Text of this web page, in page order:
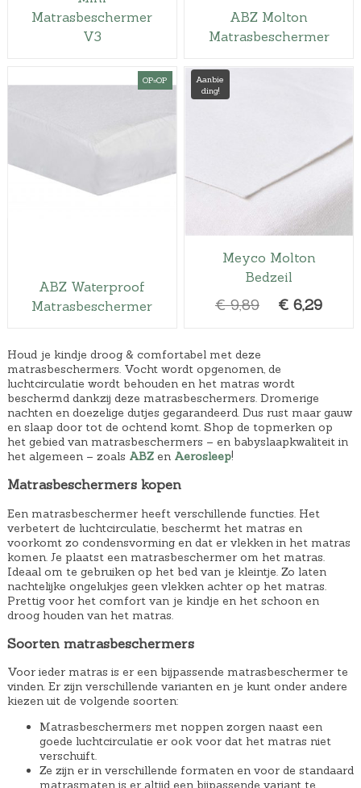
Matrasbeschermer
V3
ABZ Molton
Matrasbeschermer
OP=OP
ABZ Waterproof
Matrasbeschermer
Aanbie
ding!
Meyco Molton
Bedzeil
€ 9,89
O
s
p
r
o
n
l
i
j
k
e
j
w
a
s
€ 6,29
g
e
p
s
2
Houd je kindje droog & comfortabel met deze
matrasbeschermers. Vocht wordt opgenomen, de
luchtcirculatie wordt behouden en het matras wordt
beschermd dankzij deze matrasbeschermers. Dromerige
nachten en doezelige dutjes gegarandeerd. Dus rust maar gauw
en slaap door tot de ochtend komt. Shop de topmerken op
het gebied van matrasbeschermers – en babyslaapkwaliteit in
het algemeen – zoals ABZen Aerosleep!
Matrasbeschermers kopen
Een matrasbeschermer heeft verschillende functies. Het
verbetert de luchtcirculatie, beschermt het matras en
voorkomt zo condensvorming en dat er vlekken in het matras
komen. Je plaatst een matrasbeschermer om het matras.
Ideaal om te gebruiken op het bed van je kleintje. Zo laten
nachtelijke ongelukjes geen vlekken achter op het matras.
Prettig voor het comfort van je kindje en het schoon en
droog houden van het matras.
Soorten matrasbeschermers
Voor ieder matras is er een bijpassende matrasbeschermer te
vinden. Er zijn verschillende varianten en je kunt onder andere
kiezen uit de volgende soorten:
Matrasbeschermers met noppen zorgen naast een
goede luchtcirculatie er ook voor dat het matras niet
verschuift.
Ze zijn er in verschillende formaten en voor de standaard